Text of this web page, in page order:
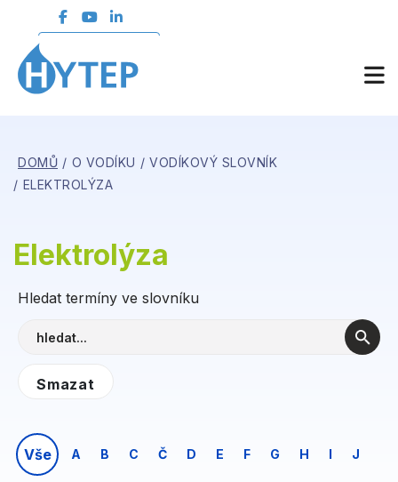
DOMŮ O VODÍKU
VODÍKOVÝ SLOVNÍK
ELEKTROLÝZA
Elektrolýza
Hledat termíny ve slovníku
Vše A B C Č D E F G H I J